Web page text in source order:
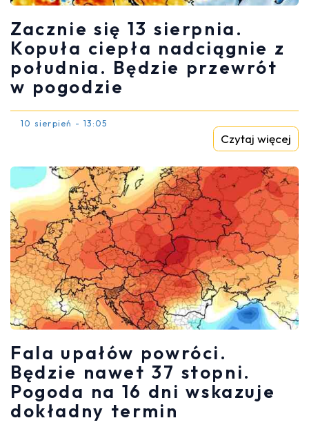
Zacznie się 13 sierpnia.
Kopuła ciepła nadciągnie z
południa. Będzie przewrót
w pogodzie
10 sierpień - 13:05
Czytaj więcej
Fala upałów powróci.
Będzie nawet 37 stopni.
Pogoda na 16 dni wskazuje
dokładny termin